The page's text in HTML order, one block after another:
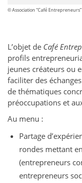
© Association “Café Entrepreneurs”
L’objet de Café
profils
jeunes créateurs ou
faciliter des
de thématiques
préoccupations et
Au menu :
Partage
rondes mettant
(entrepreneurs
entrepreneurs